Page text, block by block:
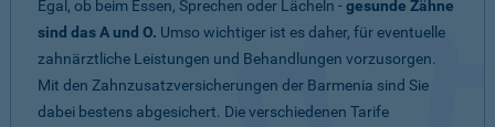
Egal, ob beim Essen, Sprechen oder Lächeln -gesunde Zähne
sind das A und O. Umso wichtiger ist es daher, für eventuelle
zahnärztliche Leistungen und Behandlungen vorzusorgen.
Mit den Zahnzusatzversicherungen der Barmenia sind Sie
dabei bestens abgesichert. Die verschiedenen Tarife